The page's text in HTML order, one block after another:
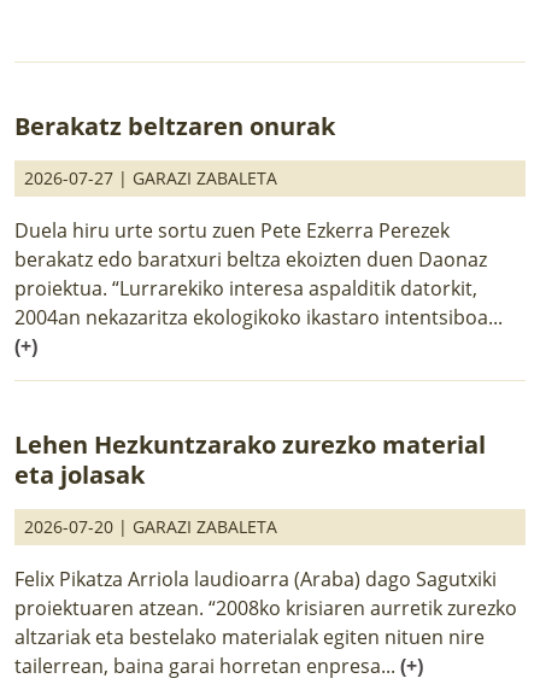
Berakatz beltzaren onurak
2026-07-27 | GARAZI ZABALETA
Duela hiru urte sortu zuen Pete Ezkerra Perezek
berakatz edo baratxuri beltza ekoizten duen Daonaz
proiektua. “Lurrarekiko interesa aspalditik datorkit,
2004an nekazaritza ekologikoko ikastaro intentsiboa...
(+)
Lehen Hezkuntzarako zurezko material
eta jolasak
2026-07-20 | GARAZI ZABALETA
Felix Pikatza Arriola laudioarra (Araba) dago Sagutxiki
proiektuaren atzean. “2008ko krisiaren aurretik zurezko
altzariak eta bestelako materialak egiten nituen nire
tailerrean, baina garai horretan enpresa... (+)